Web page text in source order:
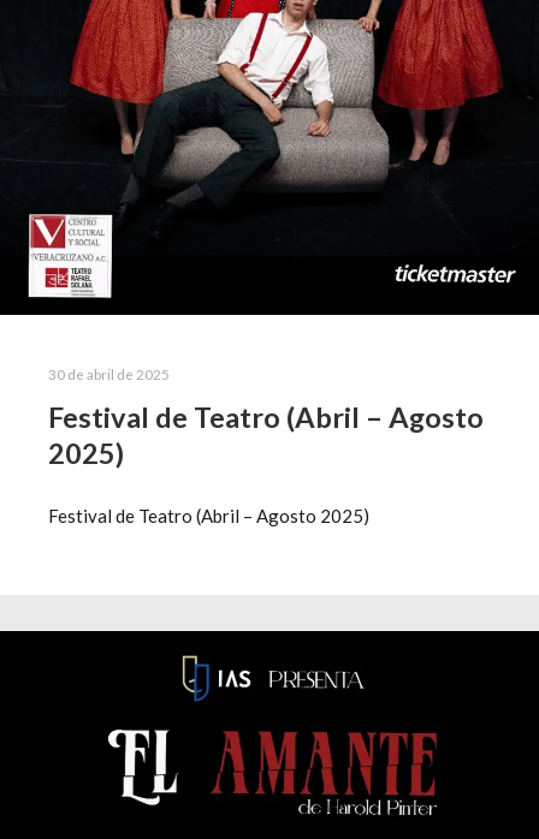
30 de abril de 2025
Festival de Teatro (Abril – Agosto
2025)
Festival de Teatro (Abril – Agosto 2025)